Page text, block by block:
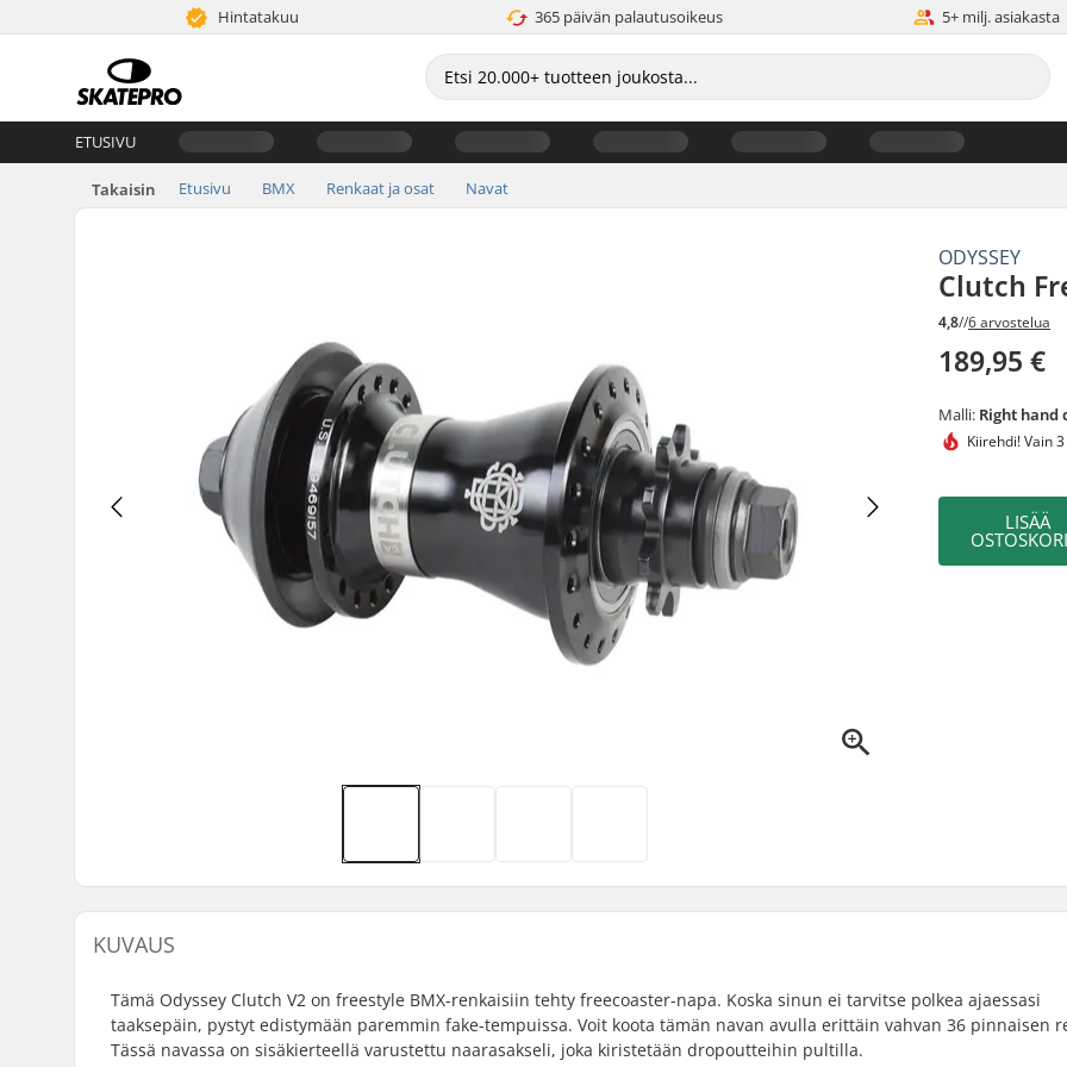
Hintatakuu 365 päivän palautusoikeus 5+ milj. asiakasta
ETUSIVU
Takaisin Etusivu BMX Renkaat ja osat Navat
ODYSSEY
Clutch
4,8//6 arvostelua
189,95 €
Malli: Right hand
Kiirehdi!Vain
LISÄÄ
KUVAUS
Tämä Odyssey Clutch V2 on freestyle BMX-renkaisiin tehty freecoaster-napa. Koska sinun ei tarvitse polkea ajaessasi
taaksepäin, pystyt edistymään paremmin fake-tempuissa. Voit koota tämän navan avulla erittäin vahvan 36 pinnaisen
Tässä navassa on sisäkierteellä varustettu naarasakseli, joka kiristetään dropoutteihin pultilla.